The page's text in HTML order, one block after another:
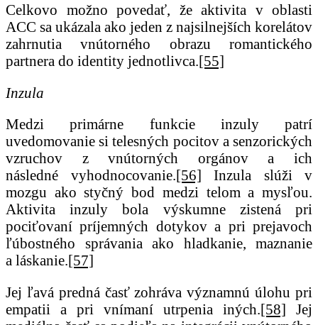
Celkovo možno povedať, že aktivita v oblasti
ACC sa ukázala ako jeden z najsilnejších korelátov
zahrnutia vnútorného obrazu romantického
partnera do identity jednotlivca.[55]
Inzula
Medzi primárne funkcie inzuly patrí
uvedomovanie si telesných pocitov a senzorických
vzruchov z vnútorných orgánov a ich
následné vyhodnocovanie.[56] Inzula slúži v
mozgu ako styčný bod medzi telom a mysľou.
Aktivita inzuly bola výskumne zistená pri
pociťovaní príjemných dotykov a pri prejavoch
ľúbostného správania ako hladkanie, maznanie
a láskanie.[57]
Jej ľavá predná časť zohráva významnú úlohu pri
empatii a pri vnímaní utrpenia iných.[58] Jej